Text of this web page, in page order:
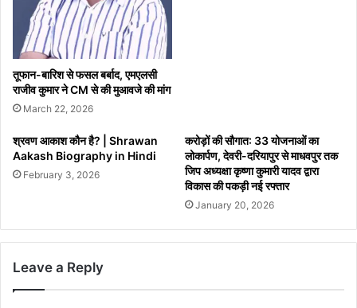
तूफान-बारिश से फसल बर्बाद, एमएलसी
राजीव कुमार ने CM से की मुआवजे की मांग
March 22, 2026
श्रवण आकाश कौन है? | Shrawan
Aakash Biography in Hindi
February 3, 2026
करोड़ों की सौगात: 33 योजनाओं का
लोकार्पण, देवरी-दरियापुर से माधवपुर तक
जिप अध्यक्षा कृष्णा कुमारी यादव द्वारा
विकास की पकड़ी नई रफ्तार
January 20, 2026
Leave a Reply